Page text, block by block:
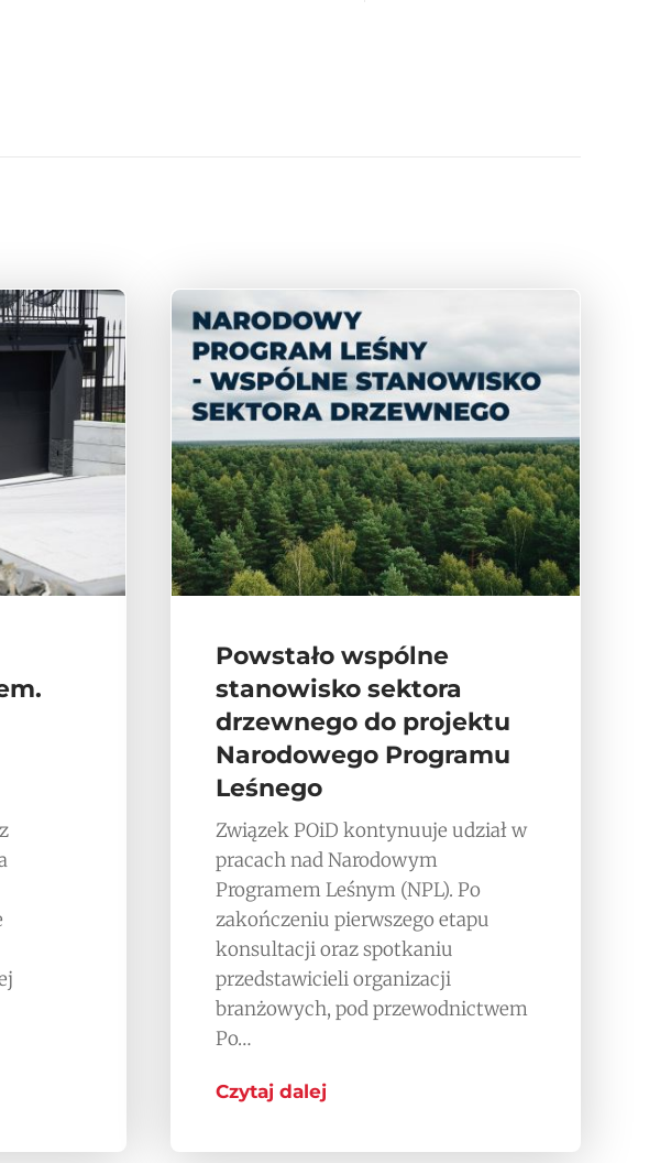
Powstało wspólne
stanowisko sektora
drzewnego do projektu
Narodowego Programu
Leśnego
Związek POiD kontynuuje udział w
pracach nad Narodowym
Programem Leśnym (NPL). Po
zakończeniu pierwszego etapu
konsultacji oraz spotkaniu
przedstawicieli organizacji
branżowych, pod przewodnictwem
Po…
Czytaj dalej